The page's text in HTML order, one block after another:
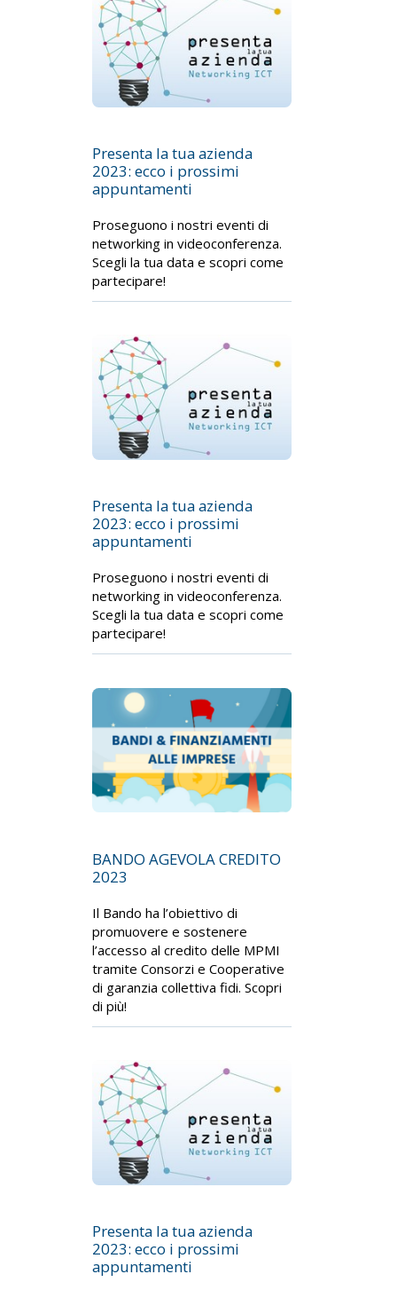
Presenta la tua azienda
2023: ecco i prossimi
appuntamenti
Proseguono i nostri eventi di
networking in videoconferenza.
Scegli la tua data e scopri come
partecipare!
Presenta la tua azienda
2023: ecco i prossimi
appuntamenti
Proseguono i nostri eventi di
networking in videoconferenza.
Scegli la tua data e scopri come
partecipare!
BANDO AGEVOLA CREDITO
2023
Il Bando ha l’obiettivo di
promuovere e sostenere
l’accesso al credito delle MPMI
tramite Consorzi e Cooperative
di garanzia collettiva fidi. Scopri
di più!
Presenta la tua azienda
2023: ecco i prossimi
appuntamenti